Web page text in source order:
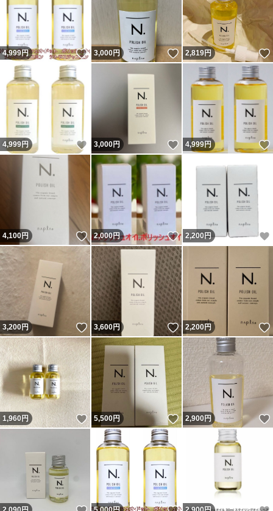
4,999円 いいね！
3,000円 いいね！
2,819円
4,999円 いいね！
3,000円 いいね！
4,999円
4,100円 いいね！
2,000円 いいね！
2,200円
3,200円 いいね！
3,600円 いいね！
2,200円
1,960円 いいね！
5,500円 いいね！
2,900円